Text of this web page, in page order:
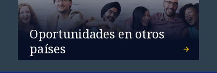
Oportunidades en otros
países